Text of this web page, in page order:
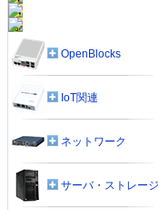
OpenBlocks
IoT関連
ネットワーク
サーバ・ストレージ